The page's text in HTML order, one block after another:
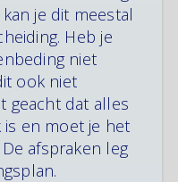
je dit meestal
Heb je
niet
ook niet
geacht dat alles
is en moet je het
afspraken leg